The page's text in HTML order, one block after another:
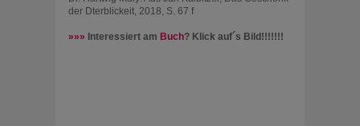
der Dterblickeit, 2018, S. 67 f
»»» Interessiert am Buch? Klick auf´s Bild!!!!!!!